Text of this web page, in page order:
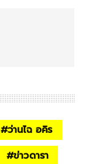
#ว่านไฉ อคิร
#ข่าวดารา